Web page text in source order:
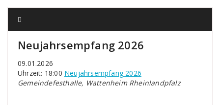
Neujahrsempfang 2026
09.01.2026
Uhrzeit: 18:00 Neujahrsempfang 2026
Gemeindefesthalle, Wattenheim Rheinlandpfalz